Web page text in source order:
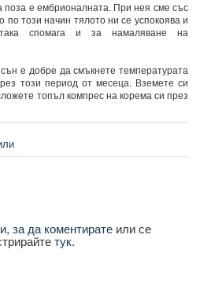
поза е ембрионалната. При нея сме със
по този начин тялото ни се успокоява и
спомага и за намаляване на
е добре да смъкнете температурата
този период от месеца. Вземете си
топъл компрес на корема си през
за да коментиратеили се
тук.